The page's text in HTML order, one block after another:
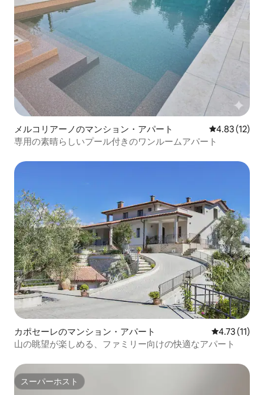
メルコリアーノのマンション・アパート レビュー12
4.83 (12)
専用の素晴らしいプール付きのワンルームアパート
カポセーレのマンション・アパート レビュー11
4.73 (11)
山の眺望が楽しめる、ファミリー向けの快適なアパート
スーパーホスト
スーパーホスト